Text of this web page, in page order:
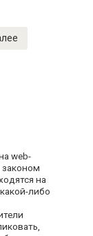
web-
на
либо